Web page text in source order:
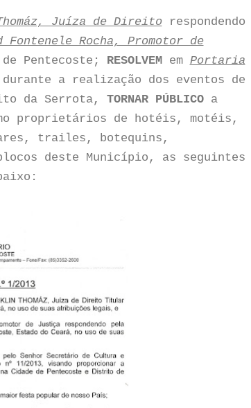
Juíza de Direitorespondendo
Fontenele Rocha, Promotor de
de Pentecoste; RESOLVEMem Portaria
a realização dos eventos de
da Serrota, TORNAR PÚBLICO a
proprietários de hotéis, motéis,
trailes, botequins,
deste Município, as seguintes